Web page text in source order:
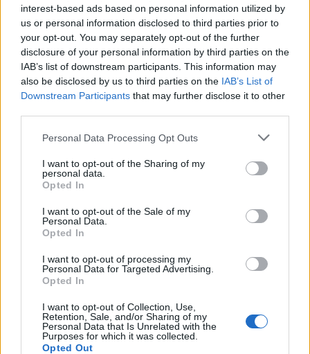
interest-based ads based on personal information utilized by
us or personal information disclosed to third parties prior to
your opt-out. You may separately opt-out of the further
disclosure of your personal information by third parties on the
IAB’s list of downstream participants. This information may
also be disclosed by us to third parties on the IAB’s List of
Downstream Participants that may further disclose it to other
Personal Data Processing Opt Outs
I want to opt-out of the Sharing of my
personal data.
Opted In
I want to opt-out of the Sale of my
Personal Data.
Opted In
I want to opt-out of processing my
Personal Data for Targeted Advertising.
Opted In
I want to opt-out of Collection, Use,
Retention, Sale, and/or Sharing of my
Personal Data that Is Unrelated with the
Purposes for which it was collected.
Opted Out
NEJČTENĚJŠÍ ČLÁNKY
Lazsko zřídilo transparentní účet na pomoc
mladé mamince, náhle postižené mrtvicí
14. 2. 2023
Krampuslauf přilákal tisíce lidí nejen z Příbrami
Trhovkách lehl popelem
OBLÍBENÉ KATEGORIE
Zpravodajství